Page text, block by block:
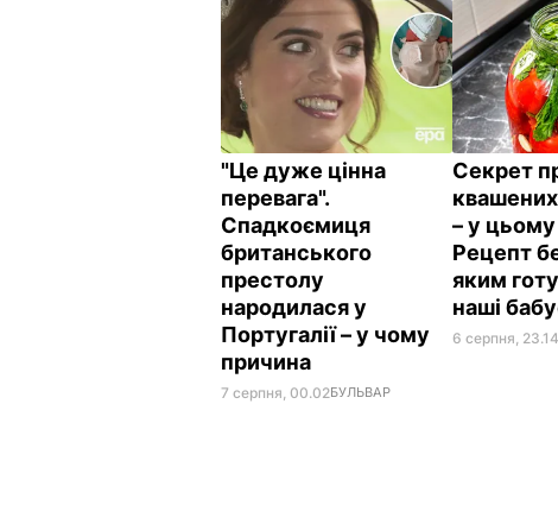
"Це дуже цінна
перевага".
Спадкоємиця
британського
престолу
народилася у
Португалії – у чому
причина
7 серпня, 00.02БУЛЬВАР
Секрет
– у цьому
Рецепт
яким
наші
6 серпня, 23.14